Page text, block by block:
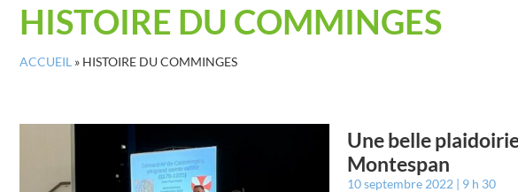
HISTOIRE DU COMMINGES
ACCUEIL » HISTOIRE DU COMMINGES
Une belle
Montespan
10 septembre 2022 9 h 30